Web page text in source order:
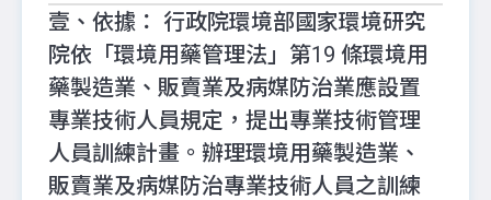
壹、依據： 行政院環境部國家環境研究
院依「環境用藥管理法」第19 條環境用
藥製造業、販賣業及病媒防治業應設置
專業技術人員規定，提出專業技術管理
人員訓練計畫。辦理環境用藥製造業、
販賣業及病媒防治專業技術人員之訓練